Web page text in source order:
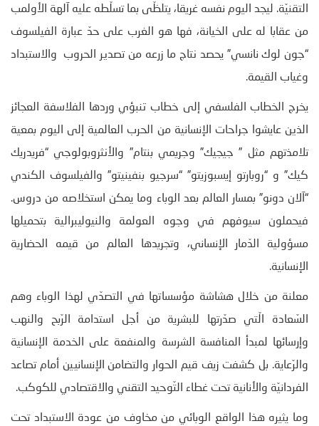
التقنيّة. ليجد اليوم نفسه غريقا، يتلظّى بما تسلّطه عليه آلهة الأولمب
من عقابا له على الخيانة، فها هو الغرب على حدّ عبارة الفيلسوف
“جون لوك نانسي” يحصد نتاج ما زرعه من تصدير الحروب والاستبداد
وغياب القيمة.
يخرج الخطاب الفلسفي إلى خطاب تنبؤي وردها الفلاسفة العجائز
الذين عايشوا جراحات الإنسانية من الحرب العالمية إلى اليوم بمعية
تلامذتهم مثل ” جيجيك” وجريمي بنتام” والأنثروبولوجي “فريدريك
كيك” و “روبارتو إيسبوزيتو” “سرجيو بنفينيتو” والفيلسوف الكندي
“آلان دونو” بمسار العالم بعد الوباء وما يمكن استخلاصه من دروس.
فيحملون سيوفهم في وجوه العولمة والنيوليبرالية بتحميلها
مسؤولية الدّمار الإنساني، وتجريدها العالم من قيمه الحضارية
الإنسانية.
معلنة من خلال هشاشة مؤسساتها في التصدّي لهذا الوباء وهم
السّعادة الّتي صدّرتها للبشرية من أجل استدامة الرّبح والنهب
وإرسائها لمبدأ المنافسة الشرسة والمنفعة على الخدمة الإنسانية
والرّعاية. بل كشفت زيف قيم الحوار والتضامن الإنسانيين أمام تصاعد
الفردانيّة والأنانية تحت غطاء التّوحيد التقني والاقتصادي للكوكب.
وما يثيره هذا الواقع الوبائي من مخاوف من عودة الاستبداد تحت